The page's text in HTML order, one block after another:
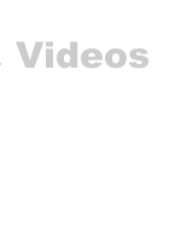
Videos